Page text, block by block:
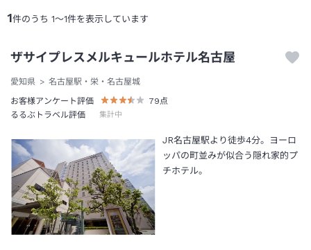
1件のうち 1～1件を表示しています
ザサイプレスメルキュールホテル名古屋
愛知県
名古屋駅・栄・名古屋城
お客様アンケート評価
79 点
るるぶトラベル評価
集計中
JR名古屋駅より徒歩4分。ヨーロ
ッパの町並みが似合う隠れ家的プ
チホテル。